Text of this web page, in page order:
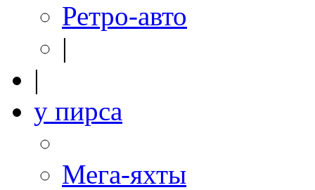
Ретро-авто
|
|
у пирса
Мега-яхты